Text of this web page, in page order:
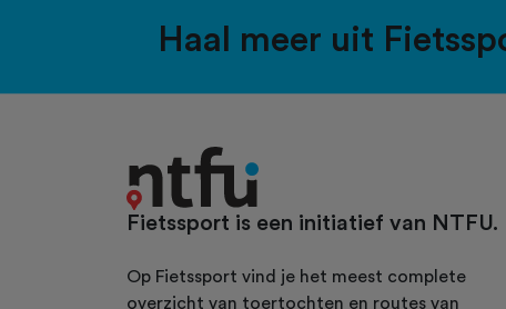
Haal meer uit
Fietssport is een initiatief van NTFU.
Op Fietssport vind je het meest complete
overzicht van toertochten en routes van